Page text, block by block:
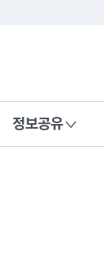
정보공유